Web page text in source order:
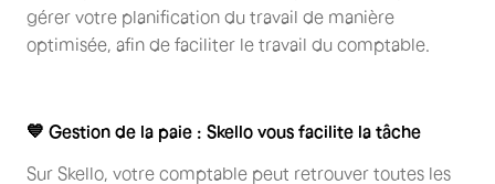
gérer votre planification du travail de manière
optimisée, afin de faciliter le travail du comptable.
💙 Gestion de la paie : Skello vous facilite la tâche
Sur Skello, votre comptable peut retrouver toutes les